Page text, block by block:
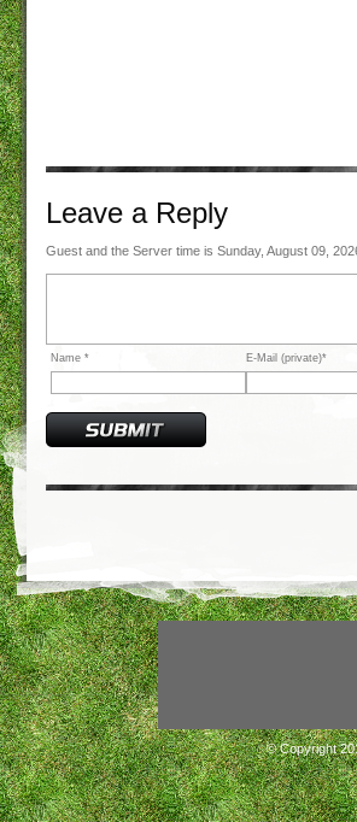
Leave a Reply
Guest and the Server time is Sunday, August 09,
Name * E-Mail (private)*
© Copyright